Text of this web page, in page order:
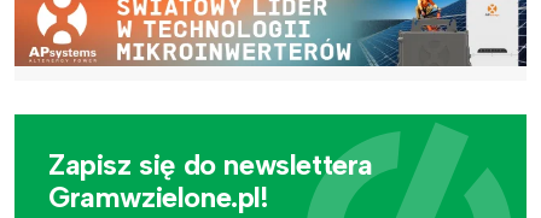
Zapisz się do newslettera
Gramwzielone.pl!